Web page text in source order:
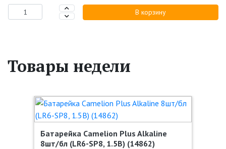
В корзину
Товары недели
Батарейка Camelion Plus Alkaline
8шт/бл (LR6-SP8, 1.5В) (14862)